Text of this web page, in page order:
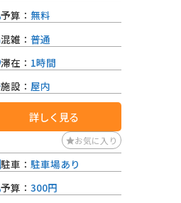
予算： 無料
混雑： 普通
滞在： 1時間
施設： 屋内
詳しく見る
お気に入り
駐車： 駐車場あり
予算： 300円